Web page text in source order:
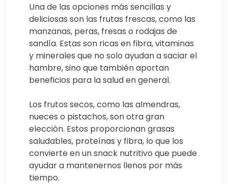
Una de las opciones más sencillas y
deliciosas son las frutas frescas, como las
manzanas, peras, fresas o rodajas de
sandía. Estas son ricas en fibra, vitaminas
y minerales que no solo ayudan a saciar el
hambre, sino que también aportan
beneficios para la salud en general.
Los frutos secos, como las almendras,
nueces o pistachos, son otra gran
elección. Estos proporcionan grasas
saludables, proteínas y fibra, lo que los
convierte en un snack nutritivo que puede
ayudar a mantenernos llenos por más
tiempo.